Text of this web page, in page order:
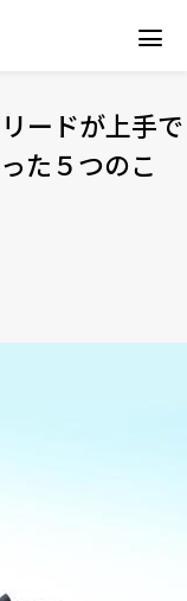
ードが上手で
た５つのこ